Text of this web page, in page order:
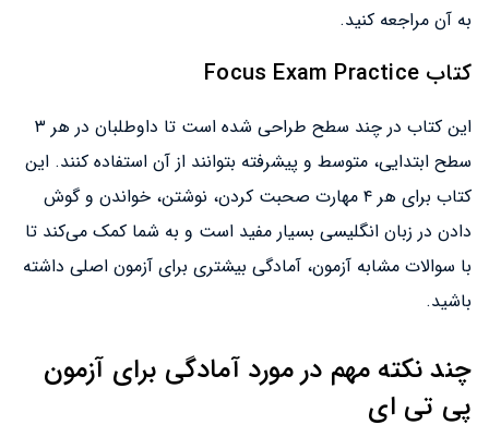
به آن مراجعه کنید.
کتاب Focus Exam Practice
این کتاب در چند سطح طراحی شده است تا داوطلبان در هر ۳
سطح ابتدایی، متوسط و پیشرفته بتوانند از آن استفاده کنند. این
کتاب برای هر ۴ مهارت صحبت کردن، نوشتن، خواندن و گوش
دادن در زبان انگلیسی بسیار مفید است و به شما کمک می‌کند تا
با سوالات مشابه آزمون، آمادگی بیشتری برای آزمون اصلی داشته
باشید.
چند نکته مهم در مورد آمادگی برای آزمون
پی تی ای